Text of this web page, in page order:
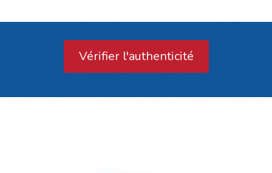
Vérifier l'authenticité